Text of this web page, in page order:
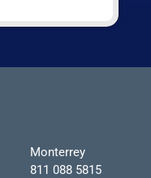
Monterrey
811 088 5815